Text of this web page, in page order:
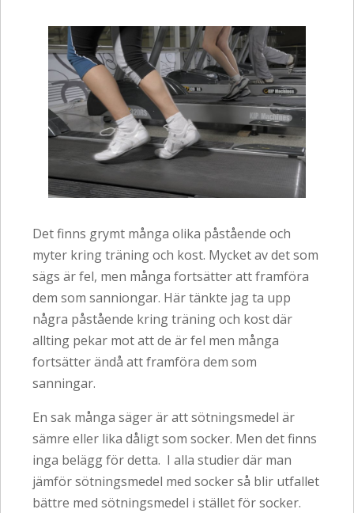
Det finns grymt många olika påstående och
myter kring träning och kost. Mycket av det som
sägs är fel, men många fortsätter att framföra
dem som sanniongar. Här tänkte jag ta upp
några påstående kring träning och kost där
allting pekar mot att de är fel men många
fortsätter ändå att framföra dem som
sanningar.
En sak många säger är att sötningsmedel är
sämre eller lika dåligt som socker. Men det finns
inga belägg för detta. I alla studier där man
jämför sötningsmedel med socker så blir utfallet
bättre med sötningsmedel i stället för socker.